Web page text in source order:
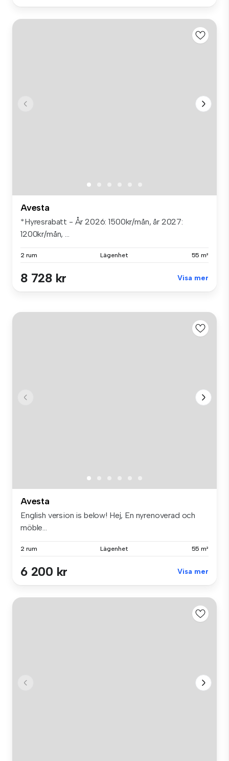
Avesta
*Hyresrabatt - År 2026: 1500kr/mån, år 2027:
1200kr/mån, ...
2 rum Lägenhet 55 m²
8 728 kr Visa mer
Avesta
English version is below! Hej, En nyrenoverad och
möble...
2 rum Lägenhet 55 m²
6 200 kr Visa mer